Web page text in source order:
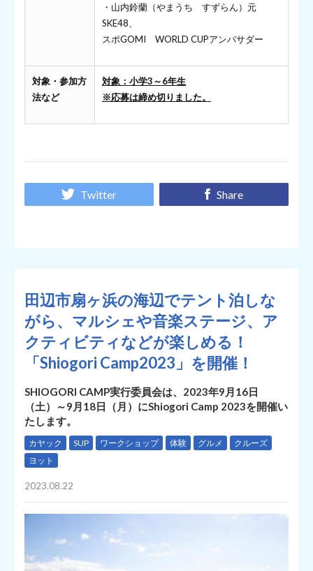
・山内鈴蘭（やまうち すずらん）元
SKE48、
スポGOMI WORLD CUPアンバサダー
対象・参加方
法など
対象：小学3～6年生
※応募は締め切りました。
Twitter Share
田辺市扇ヶ浜の海辺でテント泊しな
がら、マルシェや音楽ステージ、ア
クティビティなどが楽しめる！
「Shiogori Camp2023」を開催！
SHIOGORI CAMP実行委員会は、2023年9月16日
（土）～9月18日（月）にShiogori Camp 2023を開催い
たします。
カヤック SUP ワークショップ 体験 グルメ
クルーズ
ヨット
2023.08.22